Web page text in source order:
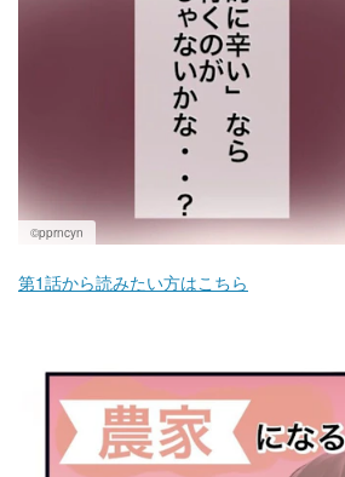
©pprncyn
第1話から読みたい方はこちら